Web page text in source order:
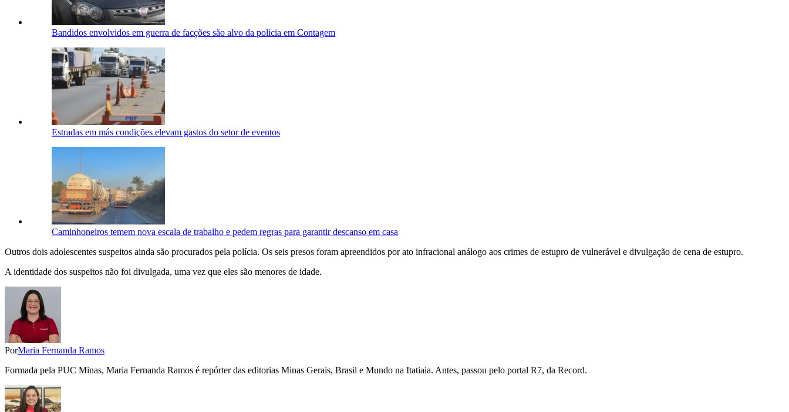
Bandidos envolvidos em guerra de facções são alvo da polícia em Contagem
Estradas em más condições elevam gastos do setor de eventos
Caminhoneiros temem nova escala de trabalho e pedem regras para garantir descanso em casa
Outros dois adolescentes suspeitos ainda são procurados pela polícia. Os seis presos foram apreendidos por ato infracional análogo aos crimes de estupro de vulnerável e divulgação de cena de estupro.
A identidade dos suspeitos não foi divulgada, uma vez que eles são menores de idade.
PorMaria Fernanda Ramos
Formada pela PUC Minas, Maria Fernanda Ramos é repórter das editorias Minas Gerais, Brasil e Mundo na Itatiaia. Antes, passou pelo portal R7, da Record.